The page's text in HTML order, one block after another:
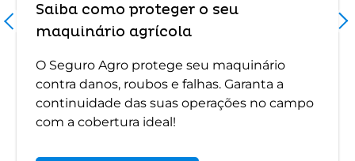
Saiba como proteger o seu
maquinário agrícola
O Seguro Agro protege seu maquinário
contra danos, roubos e falhas. Garanta a
continuidade das suas operações no campo
com a cobertura ideal!